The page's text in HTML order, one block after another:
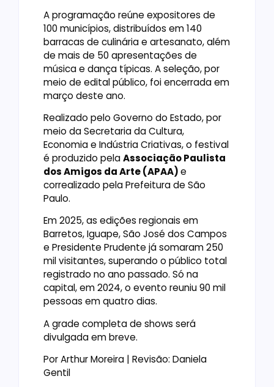
A programação reúne expositores de
100 municípios, distribuídos em 140
barracas de culinária e artesanato, além
de mais de 50 apresentações de
música e dança típicas. A seleção, por
meio de edital público, foi encerrada em
março deste ano.
Realizado pelo Governo do Estado, por
meio da Secretaria da Cultura,
Economia e Indústria Criativas, o festival
é produzido pelaAssociação Paulista
dos Amigos da Arte (APAA)e
correalizado pela Prefeitura de São
Paulo.
Em 2025, as edições regionais em
Barretos, Iguape, São José dos Campos
e Presidente Prudente já somaram 250
mil visitantes, superando o público total
registrado no ano passado. Só na
capital, em 2024, o evento reuniu 90 mil
pessoas em quatro dias.
A grade completa de shows será
divulgada em breve.
Por Arthur Moreira | Revisão: Daniela
Gentil